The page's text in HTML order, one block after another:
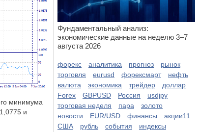
минимума
и
Фундаментальный анализ:
экономические данные на неделю 3–7
августа 2026
форекс аналитика прогноз
рынок
торговля
eurusd форексмарт
нефть
валюта
экономика трейдер
доллар
Forex
GBPUSD Россия
usdjpy
торговая неделя
пара
золото
новости
EUR/USD финансы
акции11
США
рубль события
индексы